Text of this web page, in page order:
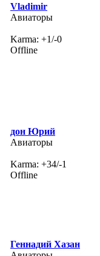
Vladimir
Авиаторы
Karma: +1/-0
Offline
дон Юрий
Авиаторы
Karma: +34/-1
Offline
Геннадий Хазан